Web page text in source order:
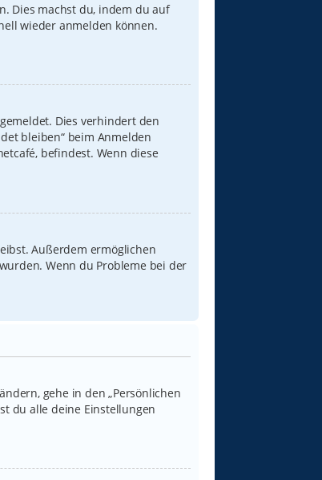
Dies machst du, indem du auf
wieder anmelden können.
Dies verhindert den
bleiben“ beim Anmelden
befindest. Wenn diese
Außerdem ermöglichen
Wenn du Probleme bei der
gehe in den „Persönlichen
du alle deine Einstellungen